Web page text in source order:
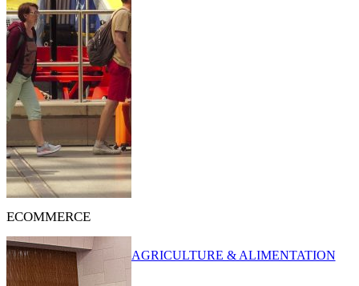
ECOMMERCE
AGRICULTURE & ALIMENTATION